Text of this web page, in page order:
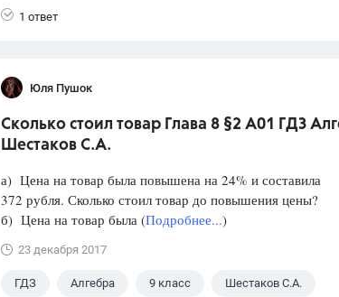
1 ответ
Юля Пушок
Сколько стоил товар Глава 8 §2 А01 ГДЗ
Шестаков С.А.
а) Цена на товар была повышена на 24% и составила
372 рубля. Сколько стоил товар до повышения цены?
б) Цена на товар была (Подробнее...)
23 декабря 2017
ГДЗ Алгебра 9 класс Шестаков С.А.